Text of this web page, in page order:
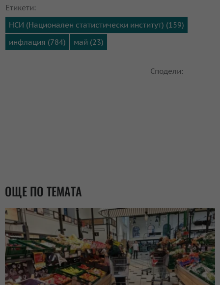
Етикети:
НСИ (Национален статистически институт) (159)
инфлация (784)
май (23)
Сподели:
ОЩЕ ПО ТЕМАТА